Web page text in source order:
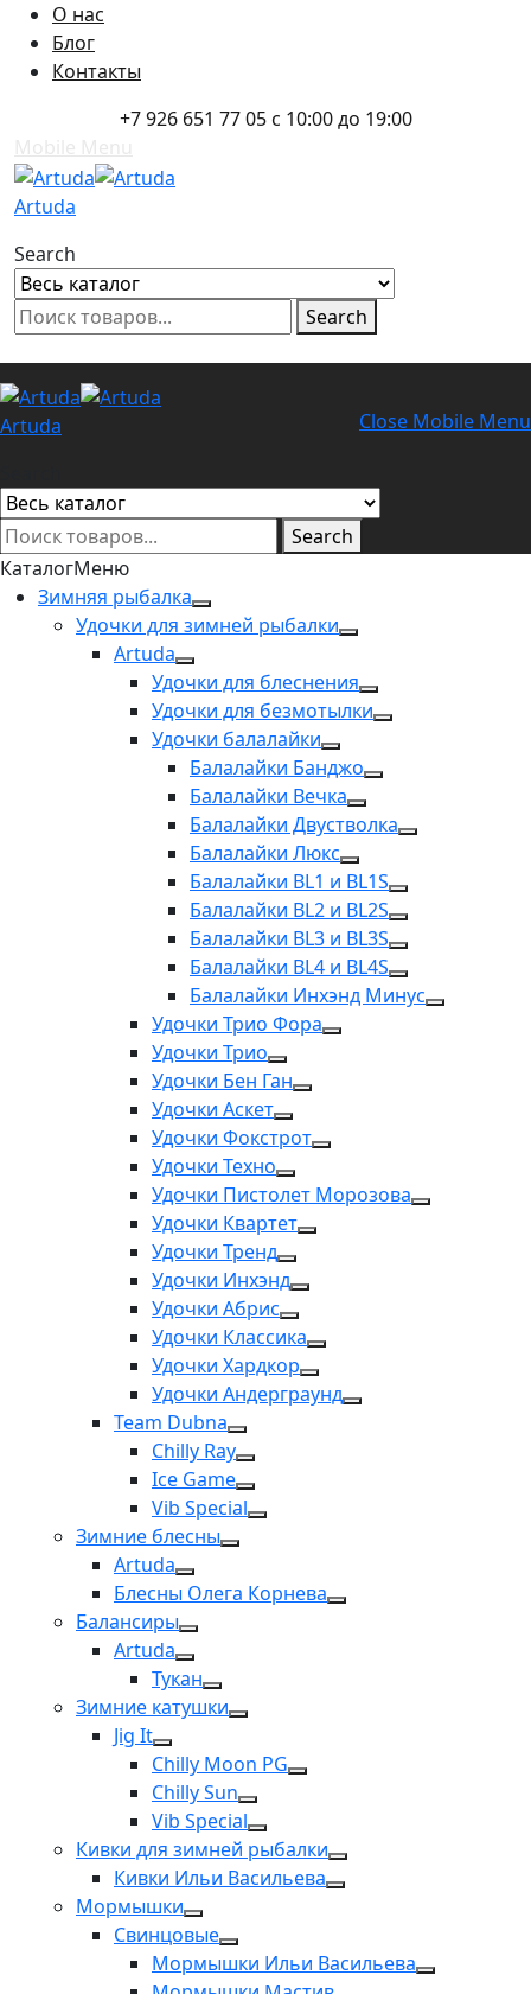
Skip to main content
О нас
Блог
Контакты
+7 926 651 77 05 с 10:00 до 19:00
Artuda
Search
Search
Artuda Close Mobile Menu
Search
КаталогМеню
Зимняя рыбалка
Удочки для зимней рыбалки
Artuda
Удочки для блеснения
Удочки для безмотылки
Удочки балалайки
Балалайки Банджо
Балалайки Вечка
Балалайки Двустволка
Балалайки Люкс
Балалайки BL1 и BL1S
Балалайки BL2 и BL2S
Балалайки BL3 и BL3S
Балалайки BL4 и BL4S
Балалайки Инхэнд Минус
Удочки Трио Фора
Удочки Трио
Удочки Бен Ган
Удочки Аскет
Удочки Фокстрот
Удочки Техно
Удочки Пистолет Морозова
Удочки Квартет
Удочки Тренд
Удочки Инхэнд
Удочки Абрис
Удочки Классика
Удочки Хардкор
Удочки Андерграунд
Team Dubna
Chilly Ray
Ice Game
Vib Special
Зимние блесны
Artuda
Блесны Олега Корнева
Балансиры
Artuda
Тукан
Зимние катушки
Jig It
Chilly Moon PG
Chilly Sun
Vib Special
Кивки для зимней рыбалки
Кивки Ильи Васильева
Мормышки
Свинцовые
Мормышки Ильи Васильева